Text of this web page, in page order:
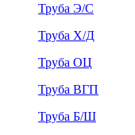
Труба Э/С
Труба Х/Д
Труба ОЦ
Труба ВГП
Труба Б/Ш